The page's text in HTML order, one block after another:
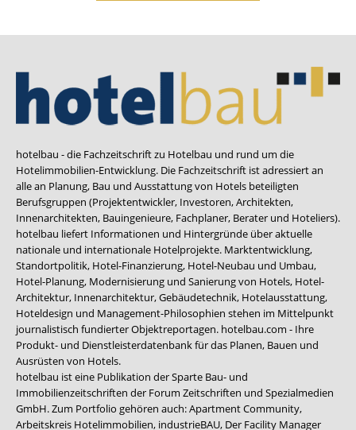
hotelbau - die Fachzeitschrift zu Hotelbau und rund um die
Hotelimmobilien-Entwicklung. Die Fachzeitschrift ist adressiert an
alle an Planung, Bau und Ausstattung von Hotels beteiligten
Berufsgruppen (Projektentwickler, Investoren, Architekten,
Innenarchitekten, Bauingenieure, Fachplaner, Berater und Hoteliers).
hotelbau liefert Informationen und Hintergründe über aktuelle
nationale und internationale Hotelprojekte. Marktentwicklung,
Standortpolitik, Hotel-Finanzierung, Hotel-Neubau und Umbau,
Hotel-Planung, Modernisierung und Sanierung von Hotels, Hotel-
Architektur, Innenarchitektur, Gebäudetechnik, Hotelausstattung,
Hoteldesign und Management-Philosophien stehen im Mittelpunkt
journalistisch fundierter Objektreportagen. hotelbau.com - Ihre
Produkt- und Dienstleisterdatenbank für das Planen, Bauen und
Ausrüsten von Hotels.
hotelbau ist eine Publikation der Sparte Bau- und
Immobilienzeitschriften der Forum Zeitschriften und Spezialmedien
GmbH. Zum Portfolio gehören auch:Apartment Community,
Arbeitskreis Hotelimmobilien, industrieBAU, Der Facility Manager